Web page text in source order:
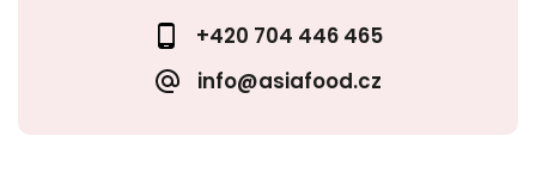
+420 704 446 465
info@asiafood.cz